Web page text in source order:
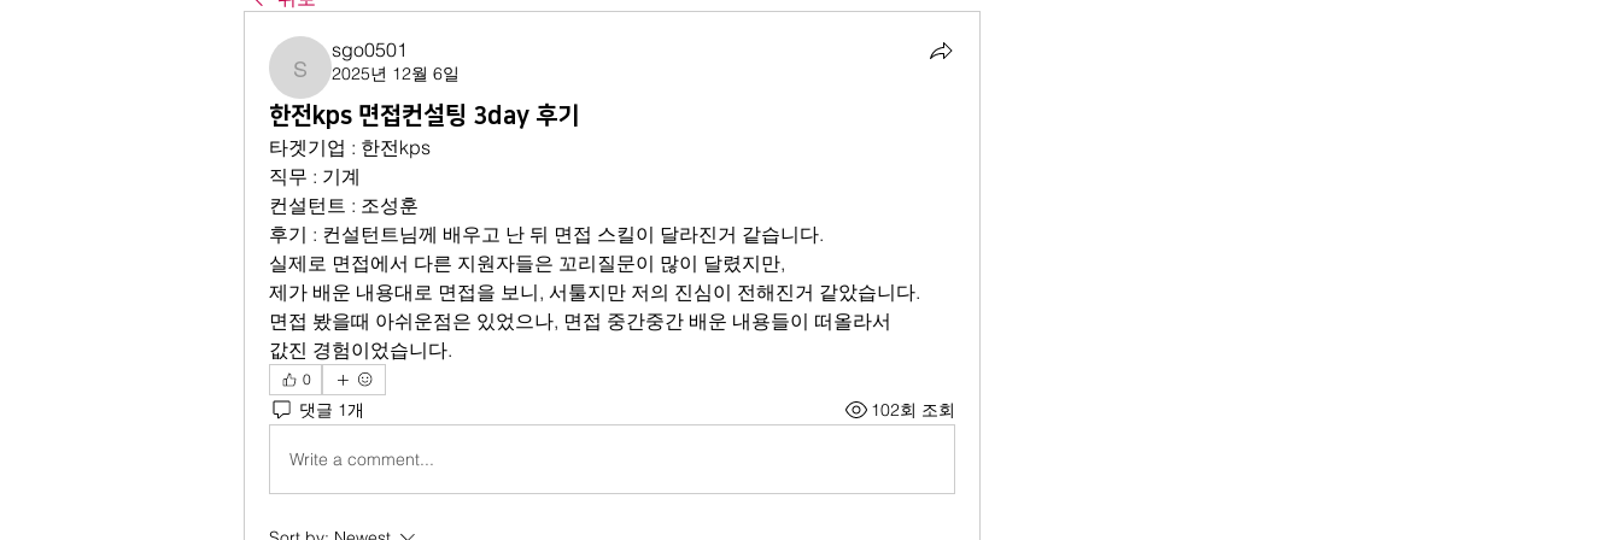
sgo0501
sgo0501
2025년 12월 6일
한전kps 면접컨설팅 3day 후기
타겟기업 : 한전kps
직무 : 기계
컨설턴트 : 조성훈
후기 : 컨설턴트님께 배우고 난 뒤 면접 스킬이 달라진거 같습니다.
실제로 면접에서 다른 지원자들은 꼬리질문이 많이 달렸지만,
제가 배운 내용대로 면접을 보니, 서툴지만 저의 진심이 전해진거 같았습니다.
면접 봤을때 아쉬운점은 있었으나, 면접 중간중간 배운 내용들이 떠올라서
값진 경험이었습니다.
0
댓글 1개 102회 조회
Write a comment...